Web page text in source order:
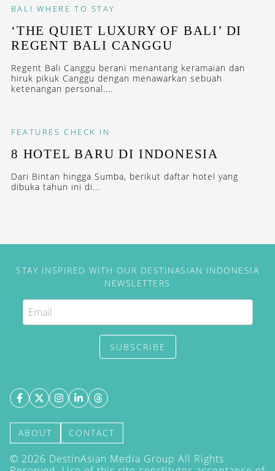
BALI WHERE TO STAY
‘THE QUIET LUXURY OF BALI’ DI
REGENT BALI CANGGU
Regent Bali Canggu berani menantang keramaian dan
hiruk pikuk Canggu dengan menawarkan sebuah
ketenangan personal....
FEATURES CHECK IN
8 HOTEL BARU DI INDONESIA
Dari Bintan hingga Sumba, berikut daftar hotel yang
dibuka tahun ini di...
STAY INSPIRED WITH OUR DESTINASIAN INDONESIA
NEWSLETTERS
SUBSCRIBE
ABOUT CONTACT
© 2026 DestinAsian Media Group All Rights